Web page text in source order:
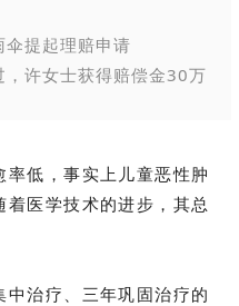
提起理赔申请
许女士获得赔偿金30万
低，事实上儿童恶性肿
医学技术的进步，其总
治疗、三年巩固治疗的